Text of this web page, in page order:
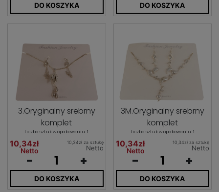
DO KOSZYKA DO KOSZYKA
3.Oryginalny srebrny
komplet
Liczba sztuk w opakowaniu: 1
10,34zł
Netto
10,34zł za sztukę
Netto
- +
DO KOSZYKA
3M.Oryginalny srebrny
komplet
Liczba sztuk w opakowaniu: 1
10,34zł
Netto
10,34zł za sztukę
Netto
- +
DO KOSZYKA